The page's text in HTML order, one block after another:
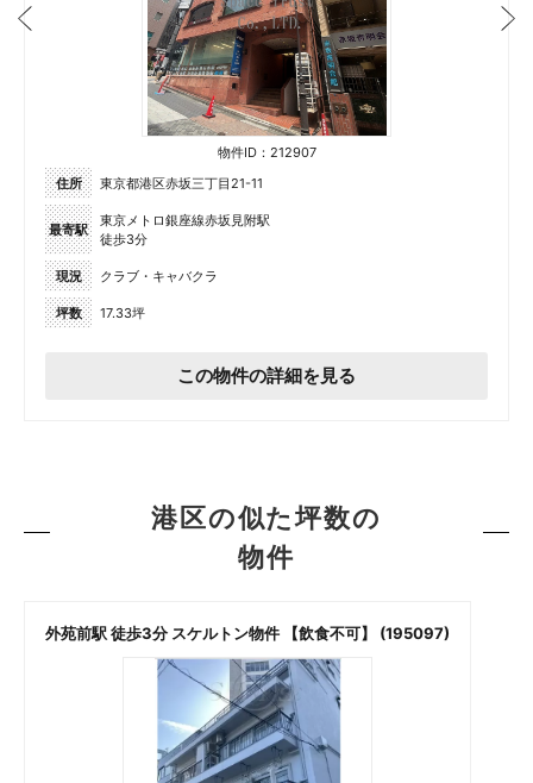
物件ID：212907
住所
東京都港区赤坂三丁目21-11
最寄駅
東京メトロ銀座線赤坂見附駅
徒歩3分
現況 クラブ・キャバクラ
坪数 17.33坪
この物件の詳細を見る
港区の似た坪数の
物件
外苑前駅 徒歩3分 スケルトン物件 【飲食不可】 (195097)